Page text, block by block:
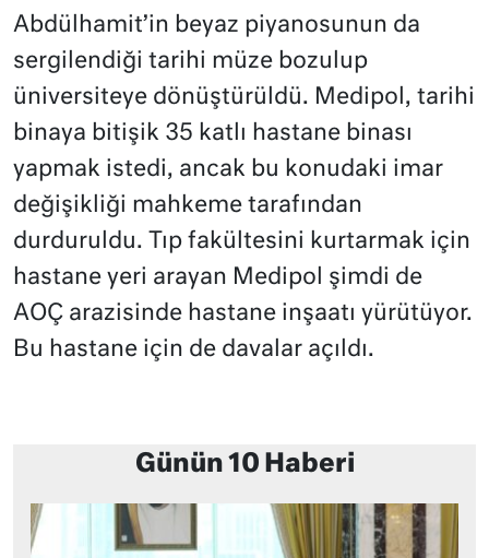
Abdülhamit’in beyaz piyanosunun da
sergilendiği tarihi müze bozulup
üniversiteye dönüştürüldü. Medipol, tarihi
binaya bitişik 35 katlı hastane binası
yapmak istedi, ancak bu konudaki imar
değişikliği mahkeme tarafından
durduruldu. Tıp fakültesini kurtarmak için
hastane yeri arayan Medipol şimdi de
AOÇ arazisinde hastane inşaatı yürütüyor.
Bu hastane için de davalar açıldı.
Günün 10 Haberi